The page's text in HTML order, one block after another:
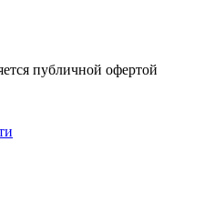
публичной офертой